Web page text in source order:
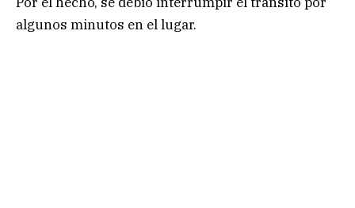
algunos minutos en el lugar.